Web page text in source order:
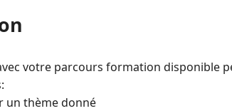
votre parcours formation disponible
un thème donné